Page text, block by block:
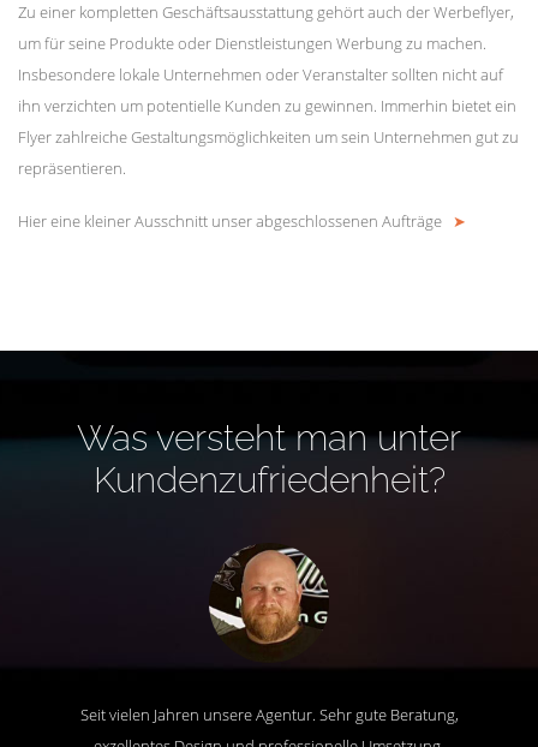
Zu einer kompletten Geschäftsausstattung gehört auch der Werbeflyer,
um für seine Produkte oder Dienstleistungen Werbung zu machen.
Insbesondere lokale Unternehmen oder Veranstalter sollten nicht auf
ihn verzichten um potentielle Kunden zu gewinnen. Immerhin bietet ein
Flyer zahlreiche Gestaltungsmöglichkeiten um sein Unternehmen gut zu
repräsentieren.
Hier eine kleiner Ausschnitt unser abgeschlossenen Aufträge ➤
Was versteht man unter
Kundenzufriedenheit?
Seit vielen Jahren unsere Agentur. Sehr gute Beratung,